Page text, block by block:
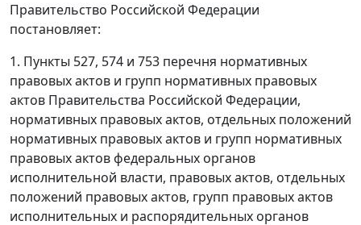
Правительство Российской Федерации
постановляет:
1. Пункты 527, 574 и 753 перечня нормативных
правовых актов и групп нормативных правовых
актов Правительства Российской Федерации,
нормативных правовых актов, отдельных положений
нормативных правовых актов и групп нормативных
правовых актов федеральных органов
исполнительной власти, правовых актов, отдельных
положений правовых актов, групп правовых актов
исполнительных и распорядительных органов